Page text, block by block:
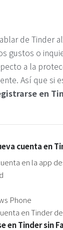
de Tinder
gustos o
a la
Así que si
en
cuenta en
en la app
Phone
en Tinder
en Tinder sin